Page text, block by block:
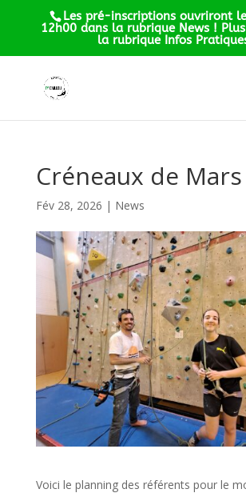
Les pré-inscriptions ouvriront
12h00 dans la rubrique News !
la rubrique Infos
Créneaux de Mars
Fév 28, 2026 | News
Voici le planning des référents pour le